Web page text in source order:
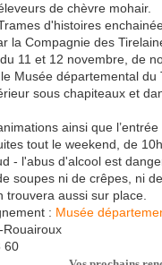
de chèvre mohair.
d'histoires
la Compagnie des
11 et 12 novembre, de
Musée départemental du
sous chapiteaux et
ainsi que
tout le weekend, de
- l'abus d'alcool est
soupes ni de crêpes, ni
trouvera aussi sur place.
: Musée
60